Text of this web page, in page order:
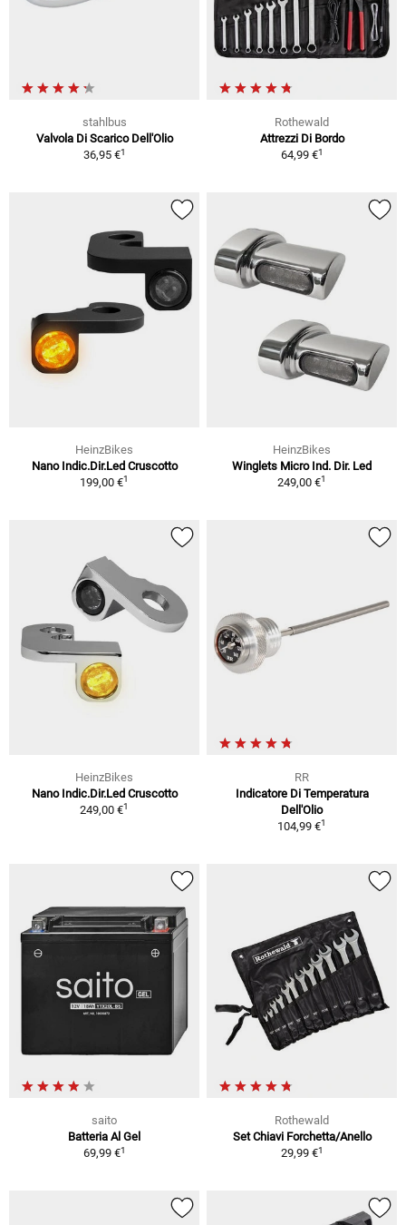
stahlbus
Valvola Di Scarico Dell'Olio
36,95 €1
Rothewald
Attrezzi Di Bordo
64,99 €1
HeinzBikes
Nano Indic.Dir.Led Cruscotto
199,00 €1
HeinzBikes
Winglets Micro Ind. Dir. Led
249,00 €1
HeinzBikes
Nano Indic.Dir.Led Cruscotto
249,00 €1
RR
Indicatore Di Temperatura
Dell'Olio
104,99 €1
saito
Batteria Al Gel
69,99 €1
Rothewald
Set Chiavi Forchetta/Anello
29,99 €1